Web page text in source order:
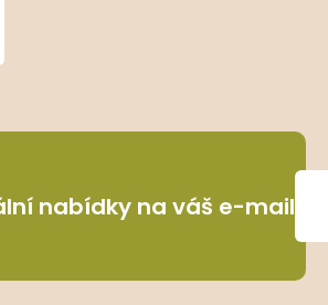
nabídky na váš e-mail